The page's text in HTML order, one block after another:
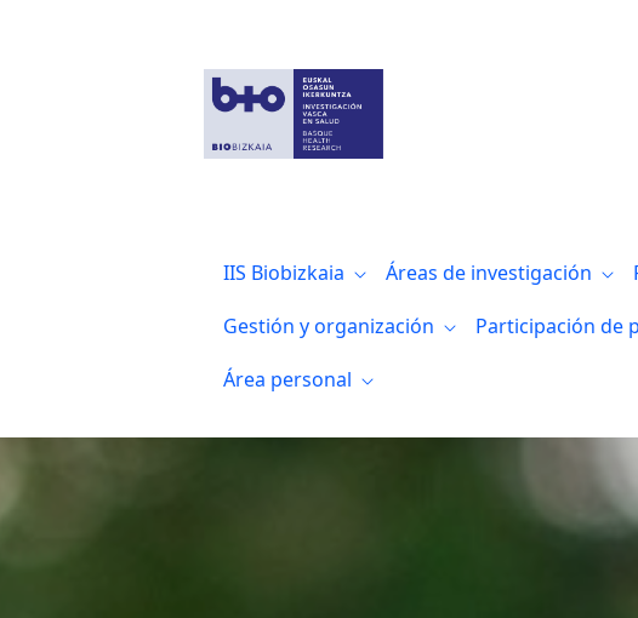
IIS Biobizkaia Áreas de investigación
Gestión y organización
Participación de
Área personal